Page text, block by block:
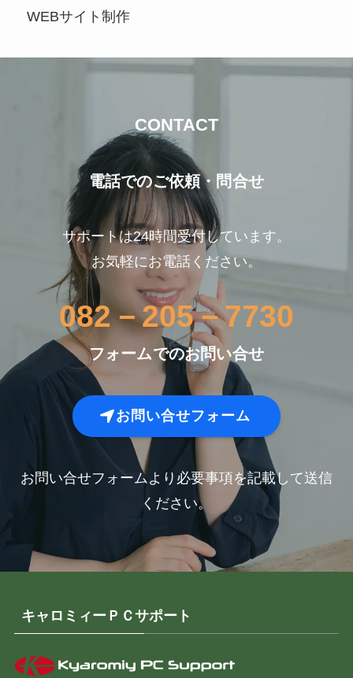
WEBサイト制作
CONTACT
電話でのご依頼・問合せ
サポートは24時間受付しています。
お気軽にお電話ください。
082－205－7730
フォームでのお問い合せ
お問い合せフォーム
お問い合せフォームより必要事項を記載して送信
ください。
キャロミィーＰＣサポート